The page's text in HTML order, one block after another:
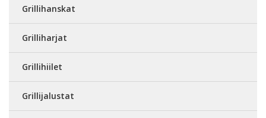
Grillihanskat
Grilliharjat
Grillihiilet
Grillijalustat